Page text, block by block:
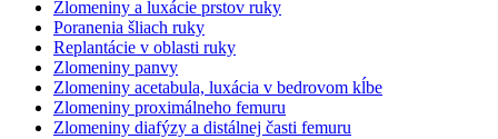
Zlomeniny a luxácie prstov ruky
Poranenia šliach ruky
Replantácie v oblasti ruky
Zlomeniny panvy
Zlomeniny acetabula, luxácia v bedrovom kĺbe
Zlomeniny proximálneho femuru
Zlomeniny diafýzy a distálnej časti femuru